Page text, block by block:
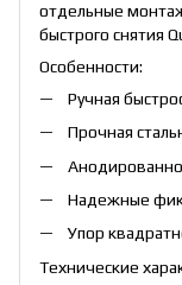
отдельные
быстрого снятия
Особенности:
Ручная
Прочная
Надежные
Упор
Технические